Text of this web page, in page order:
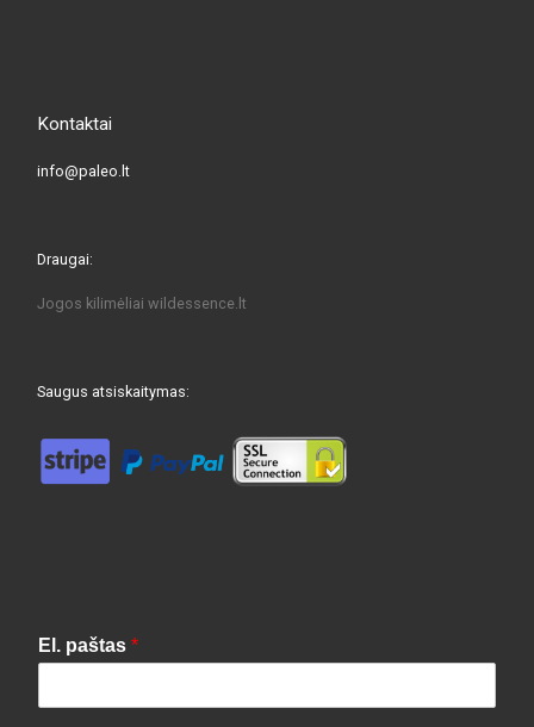
Kontaktai
info@paleo.lt
Draugai:
Jogos kilimėliai wildessence.lt
Saugus atsiskaitymas:
El. paštas *